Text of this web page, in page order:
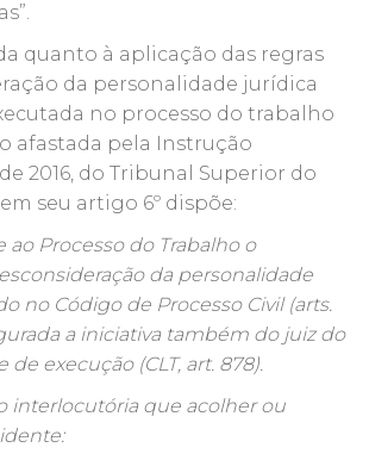
quanto à aplicação das regras
da personalidade jurídica
no processo do trabalho
afastada pela Instrução
2016, do Tribunal Superior do
seu artigo 6º dispõe:
ao Processo do Trabalho o
da personalidade
no Código de Processo Civil (arts.
a iniciativa também do juiz do
de execução (CLT, art. 878).
interlocutória que acolher ou